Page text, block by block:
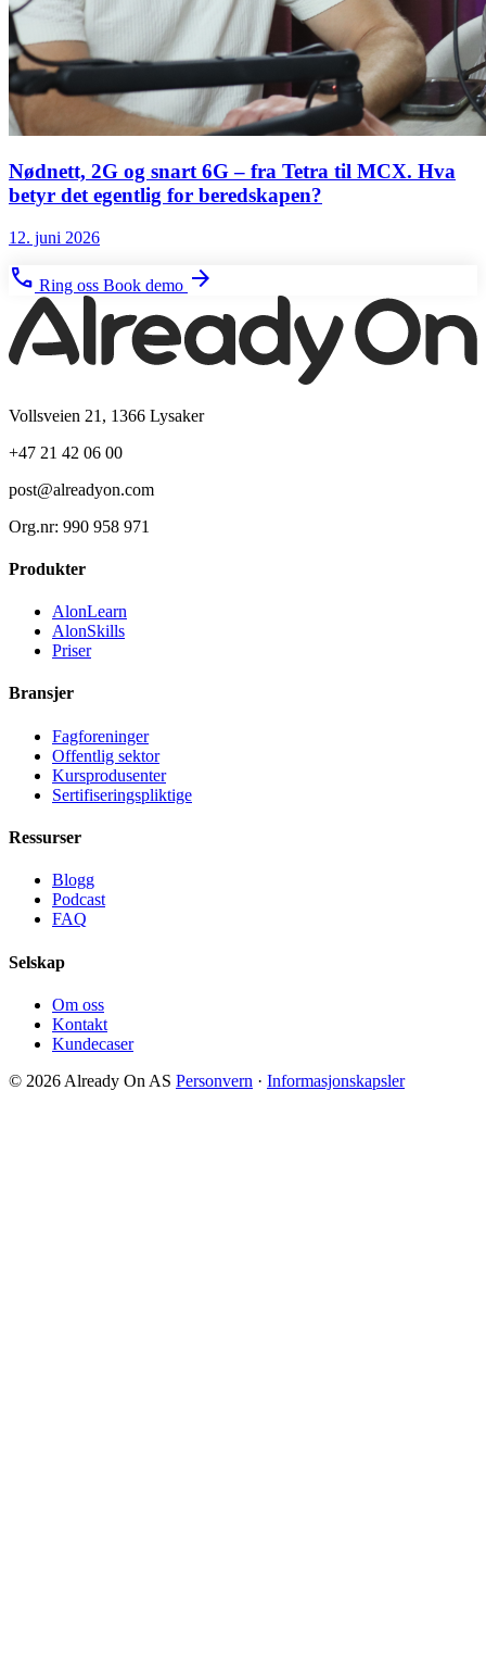
Nødnett, 2G og snart 6G – fra Tetra til MCX. Hva
betyr det egentlig for beredskapen?
12. juni 2026
phone Ring oss Book demo arrow_forward
Vollsveien 21, 1366 Lysaker
+47 21 42 06 00
post@alreadyon.com
Org.nr: 990 958 971
Produkter
AlonLearn
AlonSkills
Priser
Bransjer
Fagforeninger
Offentlig sektor
Kursprodusenter
Sertifiseringspliktige
Ressurser
Blogg
Podcast
FAQ
Selskap
Om oss
Kontakt
Kundecaser
© 2026 Already On AS Personvern · Informasjonskapsler